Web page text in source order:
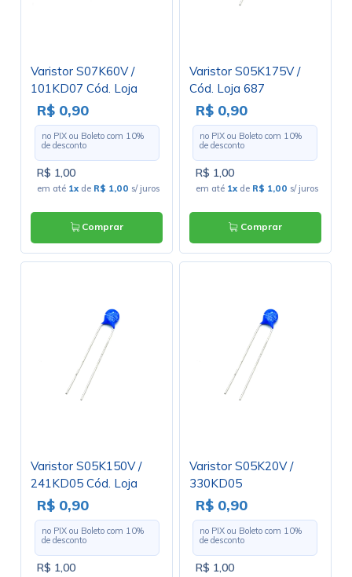
Varistor S07K60V /
101KD07 Cód. Loja
3038
R$ 0,90
no PIX ou Boleto com 10%
de desconto
R$ 1,00
em até 1x de R$ 1,00 s/ juros
Comprar
Varistor S05K175V /
Cód. Loja 687
R$ 0,90
no PIX ou Boleto com 10%
de desconto
R$ 1,00
em até 1x de R$ 1,00 s/ juros
Comprar
Varistor S05K150V /
241KD05 Cód. Loja
2826
R$ 0,90
no PIX ou Boleto com 10%
de desconto
R$ 1,00
Varistor S05K20V /
330KD05
R$ 0,90
no PIX ou Boleto com 10%
de desconto
R$ 1,00